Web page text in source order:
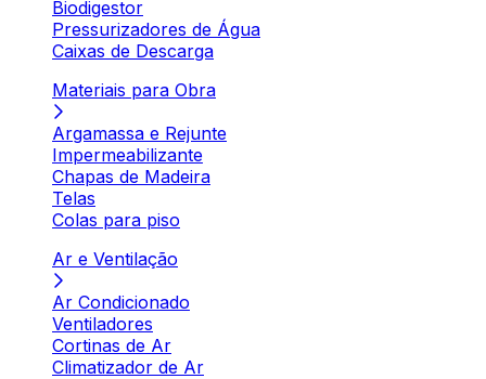
Biodigestor
Pressurizadores de Água
Caixas de Descarga
Materiais para Obra
Argamassa e Rejunte
Impermeabilizante
Chapas de Madeira
Telas
Colas para piso
Ar e Ventilação
Ar Condicionado
Ventiladores
Cortinas de Ar
Climatizador de Ar